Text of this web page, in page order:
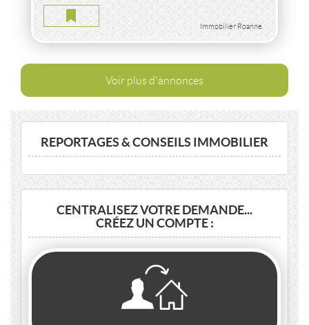
Immobilier Roanne
Voir plus d'annonces
REPORTAGES & CONSEILS IMMOBILIER
CENTRALISEZ VOTRE DEMANDE...
CRÉEZ UN COMPTE :